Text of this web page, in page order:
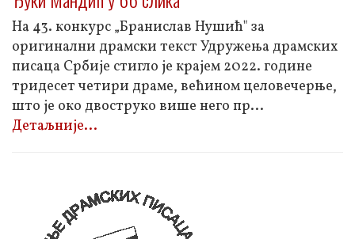
На 43. конкурс „Бранислав Нушић" за
оригинални драмски текст Удружења драмских
писаца Србије стигло је крајем 2022. године
тридесет четири драме, већином целовечерње,
што је око двоструко више него пр...
Детаљније...